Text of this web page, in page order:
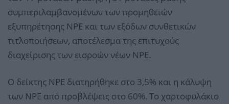
συμπεριλαμβανομένων των προμηθειών
εξυπηρέτησης NPE και των εξόδων συνθετικών
τιτλοποιήσεων, αποτέλεσμα της επιτυχούς
διαχείρισης των εισροών νέων NPE.
Ο δείκτης NPE διατηρήθηκε στο 3,5% και η κάλυψη
των NPE από προβλέψεις στο 60%. Το χαρτοφυλάκιο